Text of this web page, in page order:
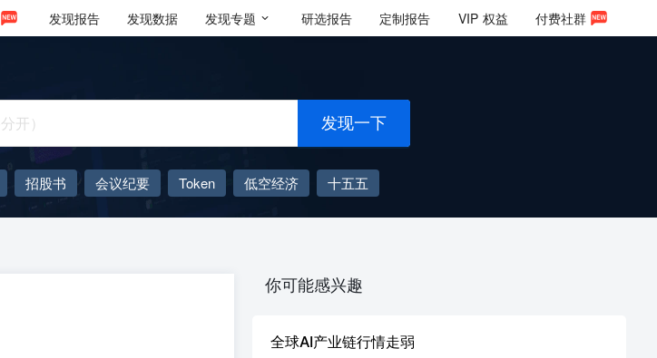
发现报告 发现数据 发现专题 研选报告 定制报告 VIP 权益 付费社群
发现一下
招股书 会议纪要 Token 低空经济
十五五
大模型
你可能感兴趣
全球AI产业链行情走弱